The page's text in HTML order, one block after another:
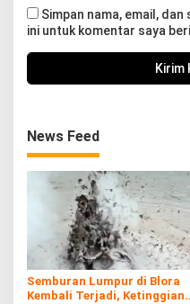
Simpan nama, email,
ini untuk komentar saya
News Feed
Semburan Lumpur di Blora
Kembali Terjadi, Ketinggian